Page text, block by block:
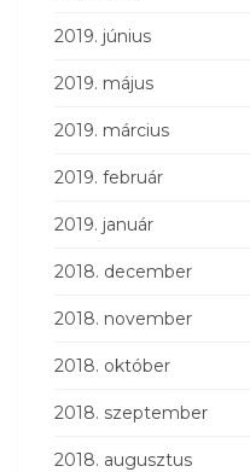
2019. június
2019. május
2019. március
2019. február
2019. január
2018. december
2018. november
2018. október
2018. szeptember
2018. augusztus